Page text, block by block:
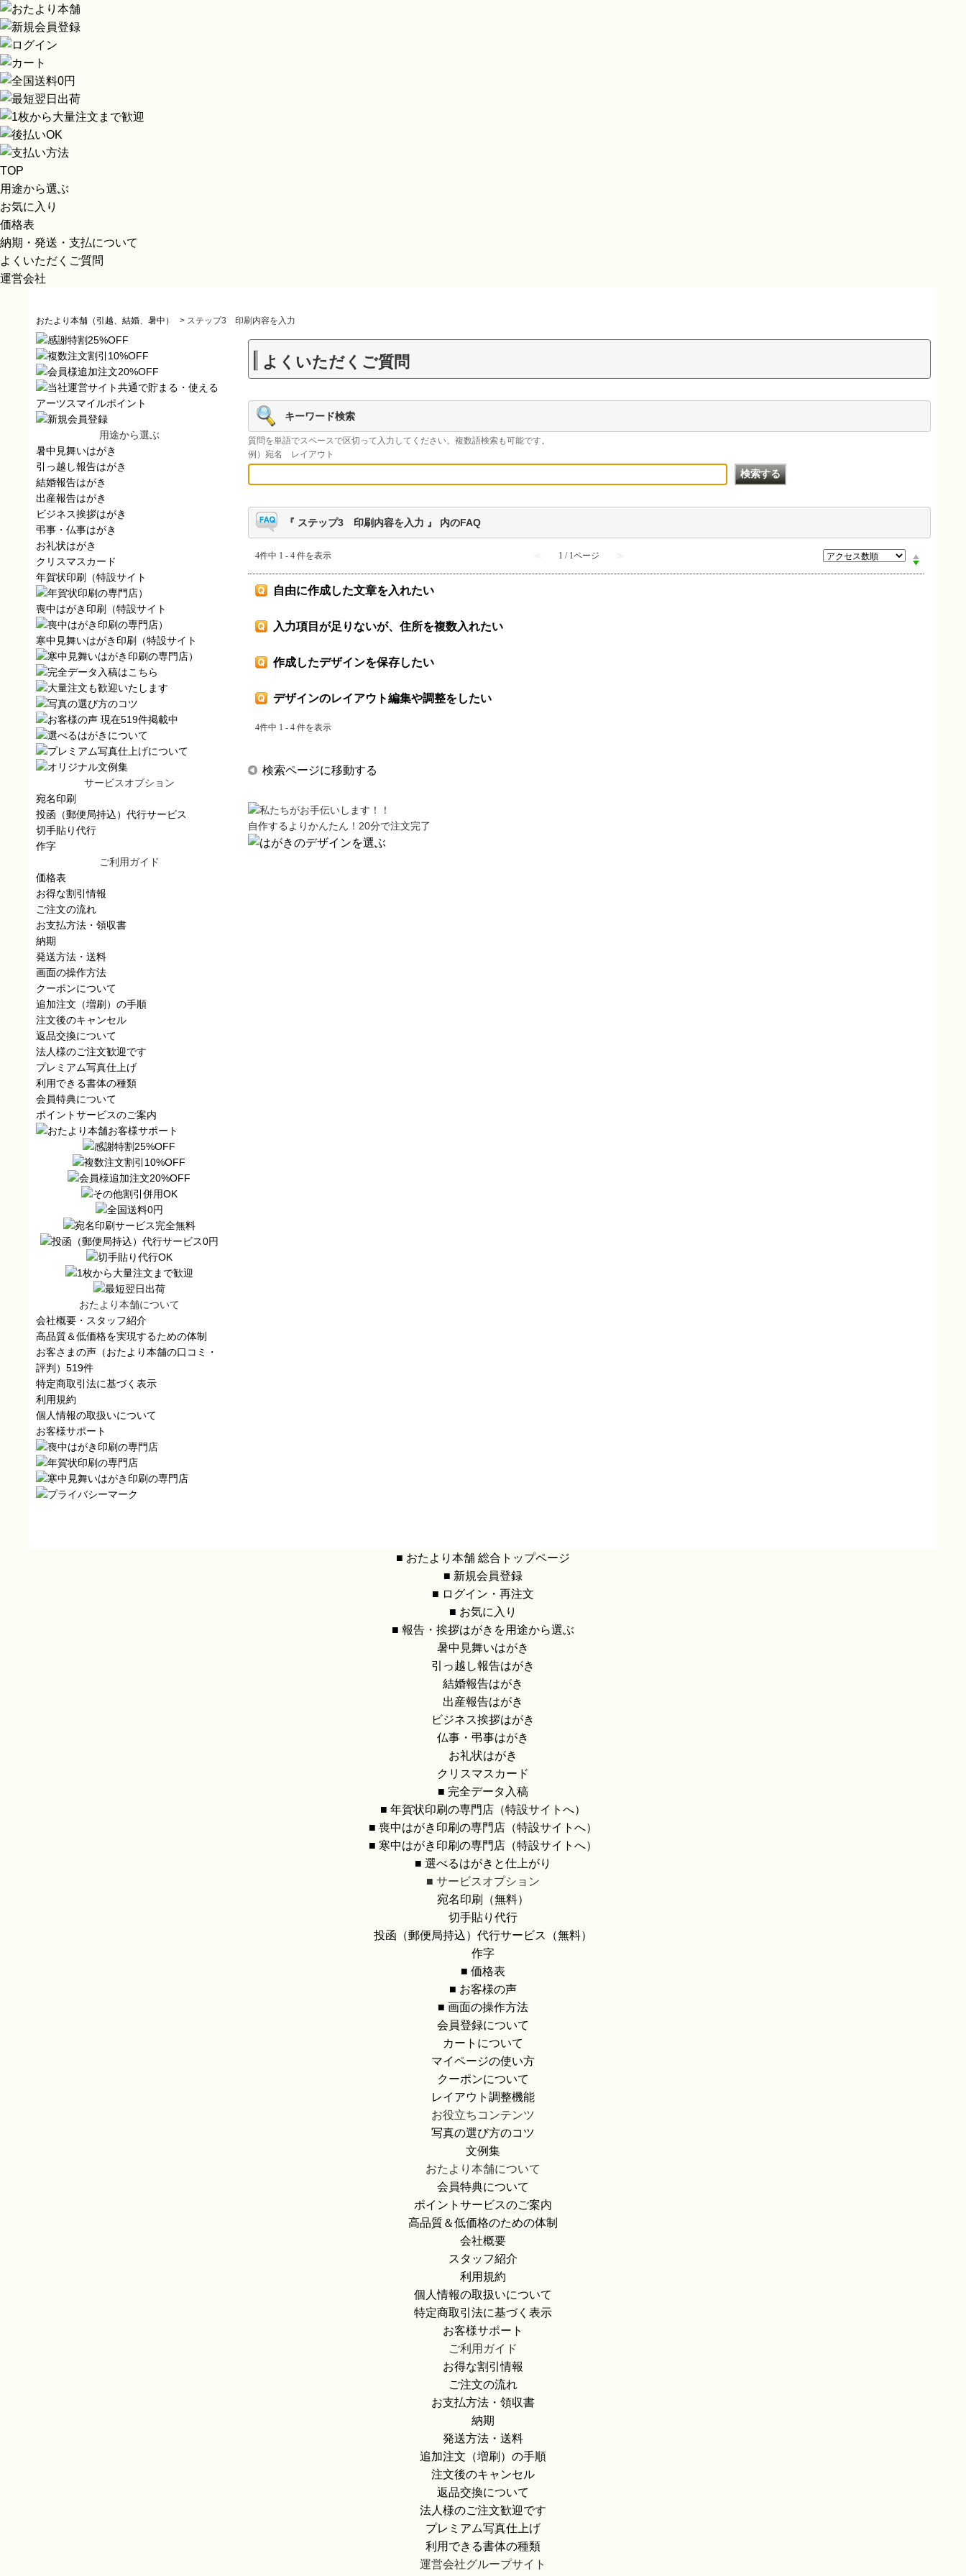
TOP
用途から選ぶ
お気に入り
価格表
納期・発送・支払について
よくいただくご質問
運営会社
おたより本舗（引越、結婚、暑中） > ステップ3 印刷内容を入力
用途から選ぶ
暑中見舞いはがき
引っ越し報告はがき
結婚報告はがき
出産報告はがき
ビジネス挨拶はがき
弔事・仏事はがき
お礼状はがき
クリスマスカード
年賀状印刷（特設サイト
）
喪中はがき印刷（特設サイト
）
寒中見舞いはがき印刷（特設サイト
）
サービスオプション
宛名印刷
投函（郵便局持込）代行サービス
切手貼り代行
作字
ご利用ガイド
価格表
お得な割引情報
ご注文の流れ
お支払方法・領収書
納期
発送方法・送料
画面の操作方法
クーポンについて
追加注文（増刷）の手順
注文後のキャンセル
返品交換について
法人様のご注文歓迎です
プレミアム写真仕上げ
利用できる書体の種類
会員特典について
ポイントサービスのご案内
おたより本舗について
会社概要・スタッフ紹介
高品質＆低価格を実現するための体制
お客さまの声（おたより本舗の口コミ・
評判）519件
特定商取引法に基づく表示
利用規約
個人情報の取扱いについて
お客様サポート
よくいただくご質問
キーワード検索
質問を単語でスペースで区切って入力してください。複数語検索も可能です。
例）宛名 レイアウト
『 ステップ3 印刷内容を入力 』 内のFAQ
4件中 1 - 4 件を表示 ≪ 1 / 1ページ ≫
自由に作成した文章を入れたい
入力項目が足りないが、住所を複数入れたい
作成したデザインを保存したい
デザインのレイアウト編集や調整をしたい
4件中 1 - 4 件を表示
検索ページに移動する
自作するよりかんたん！20分で注文完了
■ おたより本舗 総合トップページ
■ 新規会員登録
■ ログイン・再注文
■ お気に入り
■ 報告・挨拶はがきを用途から選ぶ
暑中見舞いはがき
引っ越し報告はがき
結婚報告はがき
出産報告はがき
ビジネス挨拶はがき
仏事・弔事はがき
お礼状はがき
クリスマスカード
■ 完全データ入稿
■ 年賀状印刷の専門店（特設サイトへ）
■ 喪中はがき印刷の専門店（特設サイトへ）
■ 寒中はがき印刷の専門店（特設サイトへ）
■ 選べるはがきと仕上がり
■ サービスオプション
宛名印刷（無料）
切手貼り代行
投函（郵便局持込）代行サービス（無料）
作字
■ 価格表
■ お客様の声
■ 画面の操作方法
会員登録について
カートについて
マイページの使い方
クーポンについて
レイアウト調整機能
お役立ちコンテンツ
写真の選び方のコツ
文例集
おたより本舗について
会員特典について
ポイントサービスのご案内
高品質＆低価格のための体制
会社概要
スタッフ紹介
利用規約
個人情報の取扱いについて
特定商取引法に基づく表示
お客様サポート
ご利用ガイド
お得な割引情報
ご注文の流れ
お支払方法・領収書
納期
発送方法・送料
追加注文（増刷）の手順
注文後のキャンセル
返品交換について
法人様のご注文歓迎です
プレミアム写真仕上げ
利用できる書体の種類
運営会社グループサイト